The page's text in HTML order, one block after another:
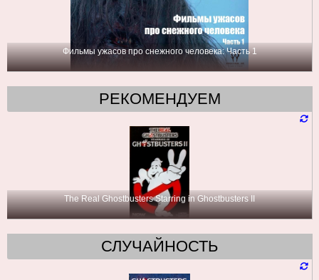
Фильмы ужасов про снежного человека: Часть 1
РЕКОМЕНДУЕМ
The Real Ghostbusters Starring in Ghostbusters II
СЛУЧАЙНОСТЬ